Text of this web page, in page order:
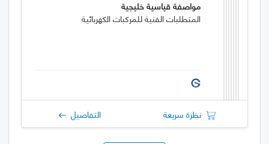
مواصفة قياسية خليجية
المتطلبات الفنية للمركبات الكهربائية
نظرة سريعة التفاصيل